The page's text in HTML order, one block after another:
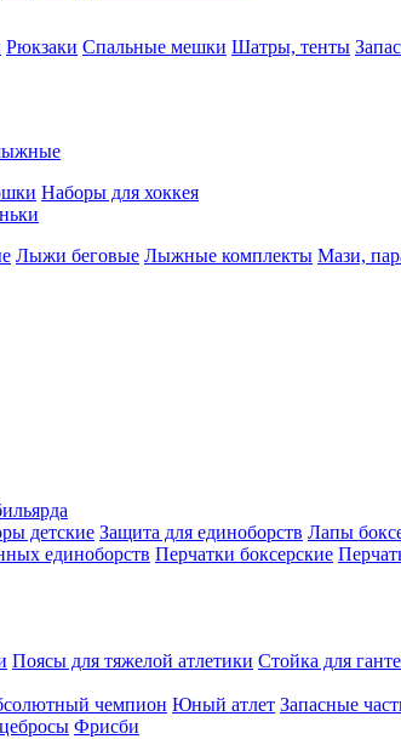
Рюкзаки Спальные мешки Шатры, тенты
Наборы для хоккея
Лыжи беговые Лыжные комплекты Мази,
детские Защита для единоборств Лапы
единоборств Перчатки боксерские
Поясы для тяжелой атлетики Стойка для
чемпион Юный атлет Запасные
Фрисби